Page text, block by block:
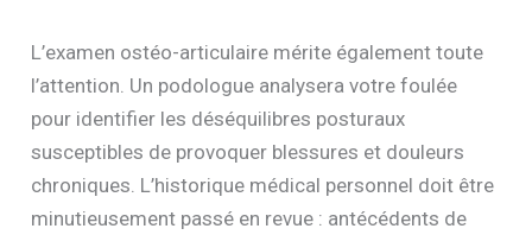
L’examen ostéo-articulaire mérite également toute
l’attention. Un podologue analysera votre foulée
pour identifier les déséquilibres posturaux
susceptibles de provoquer blessures et douleurs
chroniques. L’historique médical personnel doit être
minutieusement passé en revue : antécédents de